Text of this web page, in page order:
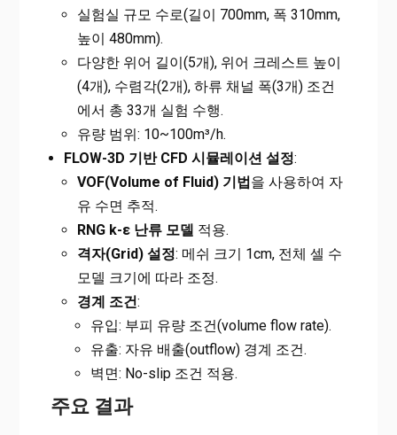
실험실 규모 수로(길이 700mm, 폭 310mm,
높이 480mm).
다양한 위어 길이(5개), 위어 크레스트 높이
(4개), 수렴각(2개), 하류 채널 폭(3개) 조건
에서 총 33개 실험 수행.
유량 범위: 10~100m³/h.
FLOW-3D 기반 CFD 시뮬레이션 설정:
VOF(Volume of Fluid) 기법을 사용하여 자
유 수면 추적.
RNG k-ε 난류 모델 적용.
격자(Grid) 설정: 메쉬 크기 1cm, 전체 셀 수
모델 크기에 따라 조정.
경계 조건:
유입: 부피 유량 조건(volume flow rate).
유출: 자유 배출(outflow) 경계 조건.
벽면: No-slip 조건 적용.
주요 결과